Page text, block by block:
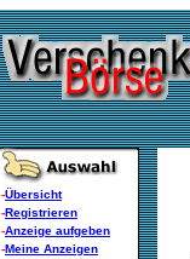
-Übersicht
-Registrieren
-Anzeige aufgeben
-Meine Anzeigen